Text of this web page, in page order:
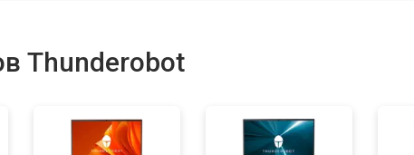
Thunderobot